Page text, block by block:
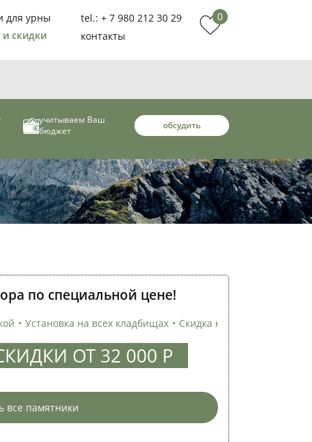
для урны
скидки
tel.: + 7 980 212 30 29
контакты
0
учитываем Ваш
бюджет
обсудить
по специальной цене!
кладбищах • Скидка на гранит и мрамор
ОТ 32 000 Р
все памятники